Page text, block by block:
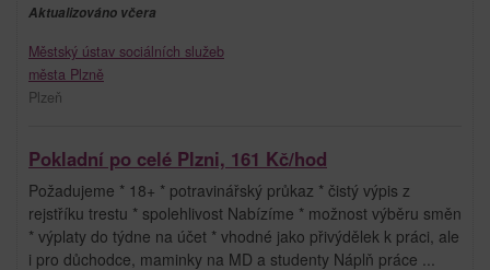
Aktualizováno včera
Městský ústav sociálních služeb
města Plzně
Plzeň
Pokladní po celé Plzni, 161 Kč/hod
Požadujeme * 18+ * potravinářský průkaz * čistý výpis z
rejstříku trestu * spolehlivost Nabízíme * možnost výběru směn
* výplaty do týdne na účet * vhodné jako přivýdělek k práci, ale
i pro důchodce, maminky na MD a studenty Náplň práce ...